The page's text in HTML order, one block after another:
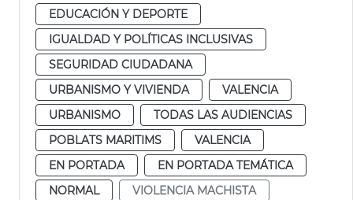
EDUCACIÓN Y DEPORTE
IGUALDAD Y POLÍTICAS INCLUSIVAS
SEGURIDAD CIUDADANA
URBANISMO Y VIVIENDA
VALENCIA
URBANISMO
TODAS LAS AUDIENCIAS
POBLATS MARITIMS
VALENCIA
EN PORTADA
EN PORTADA TEMÁTICA
NORMAL
VIOLENCIA MACHISTA